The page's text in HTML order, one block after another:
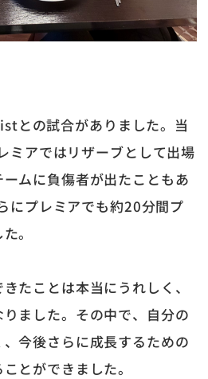
との試合がありました。当
ミアではリザーブとして出場
ムに負傷者が出たこともあ
にプレミアでも約20分間プ
。
たことは本当にうれしく、
ました。その中で、自分の
今後さらに成長するための
とができました。